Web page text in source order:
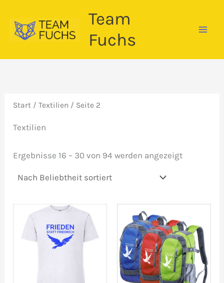
Inhalt
springen
Team
Fuchs
Start /Textilien / Seite 2
Textilien
Ergebnisse 16 – 30 von 94 werden angezeigtNach